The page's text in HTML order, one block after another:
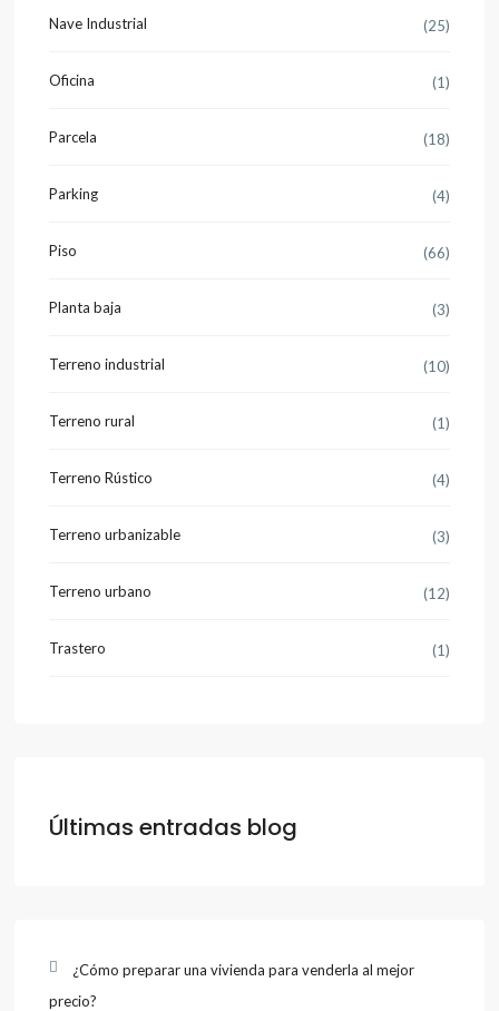
Nave Industrial (25)
Oficina (1)
Parcela (18)
Parking (4)
Piso (66)
Planta baja (3)
Terreno industrial (10)
Terreno rural (1)
Terreno Rústico (4)
Terreno urbanizable (3)
Terreno urbano (12)
Trastero (1)
Últimas entradas blog
¿Cómo preparar una vivienda para venderla al mejor
precio?